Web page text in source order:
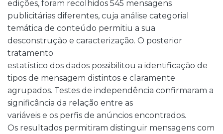
edições, foram recolhidos 545 mensagens
publicitárias diferentes, cuja análise categorial
temática de conteúdo permitiu a sua
desconstrução e caracterização. O posterior
tratamento
estatístico dos dados possibilitou a identificação de
tipos de mensagem distintos e claramente
agrupados. Testes de independência confirmaram a
significância da relação entre as
variáveis e os perfis de anúncios encontrados.
Os resultados permitiram distinguir mensagens com